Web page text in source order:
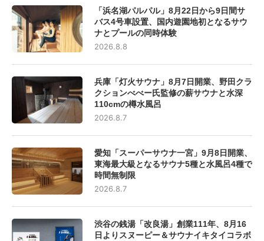
「浜名湖パルパル」8月22日から9日間サ
バス4号車設置、国内遊園地初となるサウ
ナとプールの同時体験
2026.8.8
兵庫「灯火サウナ」8月7日開業、野田クラ
クションべべー氏監修の薪サウナと水深
110cmの樽水風呂
2026.8.7
愛知「スーパーサウナ一宮」9月8日開業、
東海最大級となるサウナ5種と水風呂4種で
時間無制限
2026.8.7
渋谷の銭湯「改良湯」創業111年、8月16
日よりスヌーピー＆サウナイキタイコラボ